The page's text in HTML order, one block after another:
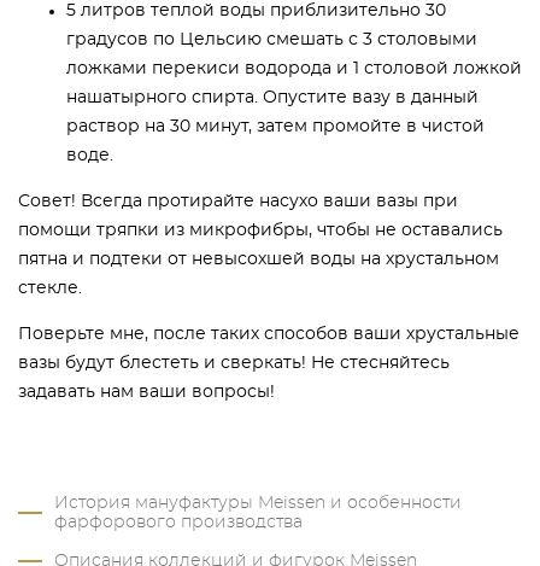
5 литров теплой воды приблизительно 30
градусов по Цельсию смешать с 3 столовыми
ложками перекиси водорода и 1 столовой ложкой
нашатырного спирта. Опустите вазу в данный
раствор на 30 минут, затем промойте в чистой
воде.
Совет! Всегда протирайте насухо ваши вазы при
помощи тряпки из микрофибры, чтобы не оставались
пятна и подтеки от невысохшей воды на хрустальном
стекле.
Поверьте мне, после таких способов ваши хрустальные
вазы будут блестеть и сверкать! Не стесняйтесь
задавать нам ваши вопросы!
История мануфактуры Meissen и особенности
фарфорового производства
Описания коллекций и фигурок Meissen